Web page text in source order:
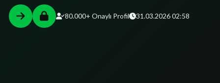
80.000+ Onaylı Profil 31.03.2026 02:58